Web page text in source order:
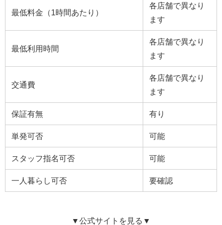
最低料金（1時間あたり）
各店舗で異なり
ます
最低利用時間
各店舗で異なり
ます
交通費
各店舗で異なり
ます
保証有無 有り
単発可否 可能
スタッフ指名可否 可能
一人暮らし可否 要確認
▼公式サイトを見る▼